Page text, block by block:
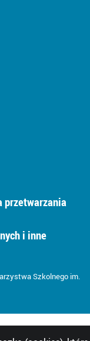
przetwarzania
i inne
Szkolnego im.